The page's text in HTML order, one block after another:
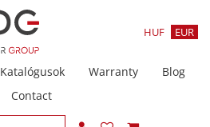
HUF EUR
Katalógusok Warranty
Blog
Contact